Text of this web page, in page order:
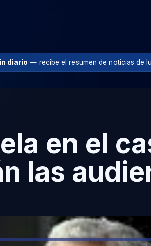
diario — recibe el resumen de noticias de
en el
las